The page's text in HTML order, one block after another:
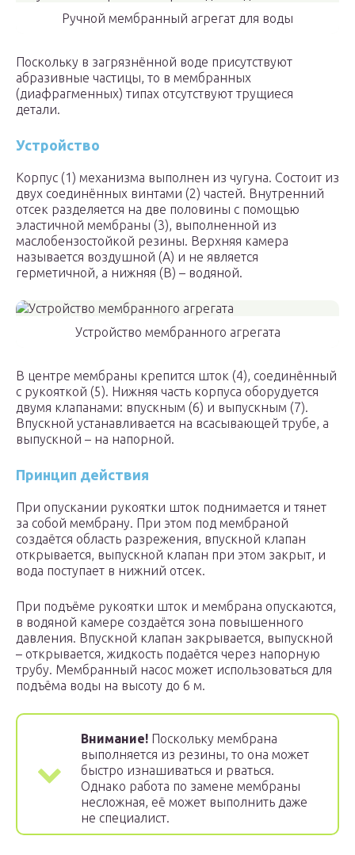
Ручной мембранный агрегат для воды
Поскольку в загрязнённой воде присутствуют
абразивные частицы, то в мембранных
(диафрагменных) типах отсутствуют трущиеся
детали.
Устройство
Корпус (1) механизма выполнен из чугуна. Состоит из
двух соединённых винтами (2) частей. Внутренний
отсек разделяется на две половины с помощью
эластичной мембраны (3), выполненной из
маслобензостойкой резины. Верхняя камера
называется воздушной (А) и не является
герметичной, а нижняя (В) – водяной.
Устройство мембранного агрегата
В центре мембраны крепится шток (4), соединённый
с рукояткой (5). Нижняя часть корпуса оборудуется
двумя клапанами: впускным (6) и выпускным (7).
Впускной устанавливается на всасывающей трубе, а
выпускной – на напорной.
Принцип действия
При опускании рукоятки шток поднимается и тянет
за собой мембрану. При этом под мембраной
создаётся область разрежения, впускной клапан
открывается, выпускной клапан при этом закрыт, и
вода поступает в нижний отсек.
При подъёме рукоятки шток и мембрана опускаются,
в водяной камере создаётся зона повышенного
давления. Впускной клапан закрывается, выпускной
– открывается, жидкость подаётся через напорную
трубу. Мембранный насос может использоваться для
подъёма воды на высоту до 6 м.
Внимание! Поскольку мембрана
выполняется из резины, то она может
быстро изнашиваться и рваться.
Однако работа по замене мембраны
несложная, её может выполнить даже
не специалист.